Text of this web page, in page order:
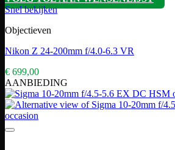
Snel bekijken
Objectieven
Nikon Z 24-200mm f/4.0-6.3 VR
€ 699,00
AANBIEDING